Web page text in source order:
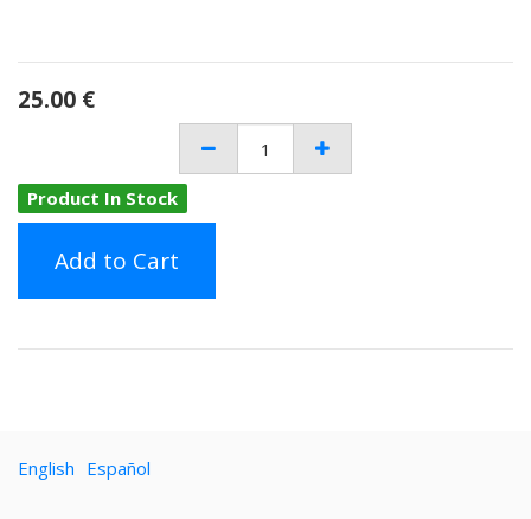
25.00 €
Product In Stock
Add to Cart
English Español